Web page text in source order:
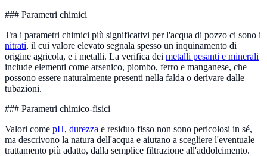
### Parametri chimici
Tra i parametri chimici più significativi per l'acqua di pozzo ci sono i
nitrati, il cui valore elevato segnala spesso un inquinamento di
origine agricola, e i metalli. La verifica dei metalli pesanti e minerali
include elementi come arsenico, piombo, ferro e manganese, che
possono essere naturalmente presenti nella falda o derivare dalle
tubazioni.
### Parametri chimico-fisici
Valori come pH, durezza e residuo fisso non sono pericolosi in sé,
ma descrivono la natura dell'acqua e aiutano a scegliere l'eventuale
trattamento più adatto, dalla semplice filtrazione all'addolcimento.